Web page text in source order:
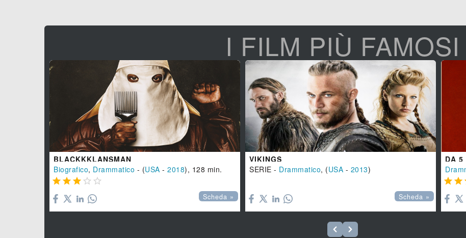
I FILM PIÙ FAMOSI
BLACKKKLANSMAN
Biografico, Drammatico - (USA - 2018), 128 min.
    
Scheda »
VIKINGS
SERIE - Drammatico, (USA - 2013)
Scheda »
DA 5
 